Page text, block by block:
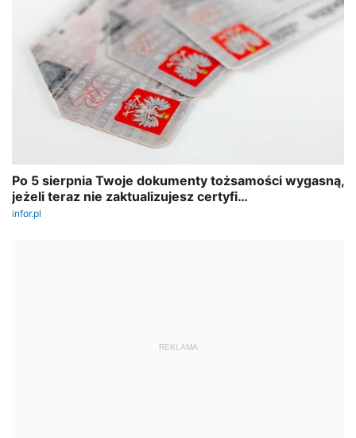
REKLAMA